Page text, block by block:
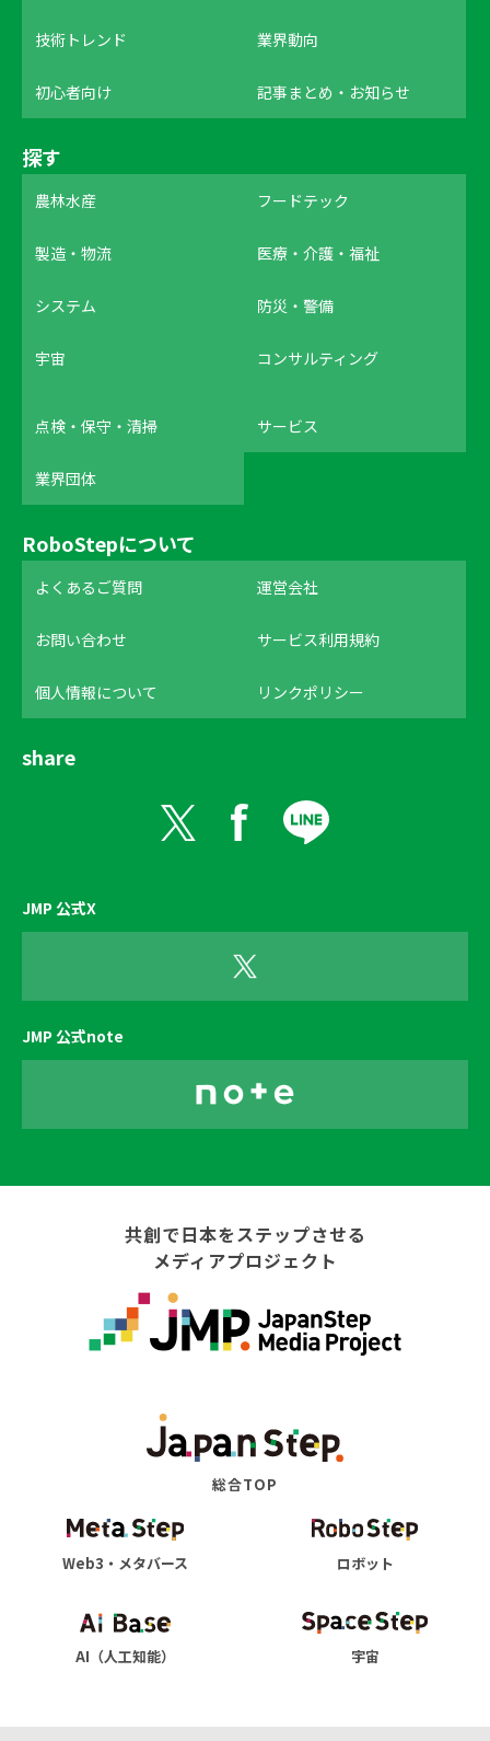
技術トレンド 業界動向
初心者向け 記事まとめ・お知らせ
探す
農林水産 フードテック
製造・物流 医療・介護・福祉
システム 防災・警備
宇宙 コンサルティング
点検・保守・清掃 サービス
業界団体
RoboStepについて
よくあるご質問 運営会社
お問い合わせ サービス利用規約
個人情報について リンクポリシー
share
JMP 公式X
JMP 公式note
共創で日本をステップさせる
メディアプロジェクト
総合TOP
Web3・メタバース ロボット
AI（人工知能） 宇宙